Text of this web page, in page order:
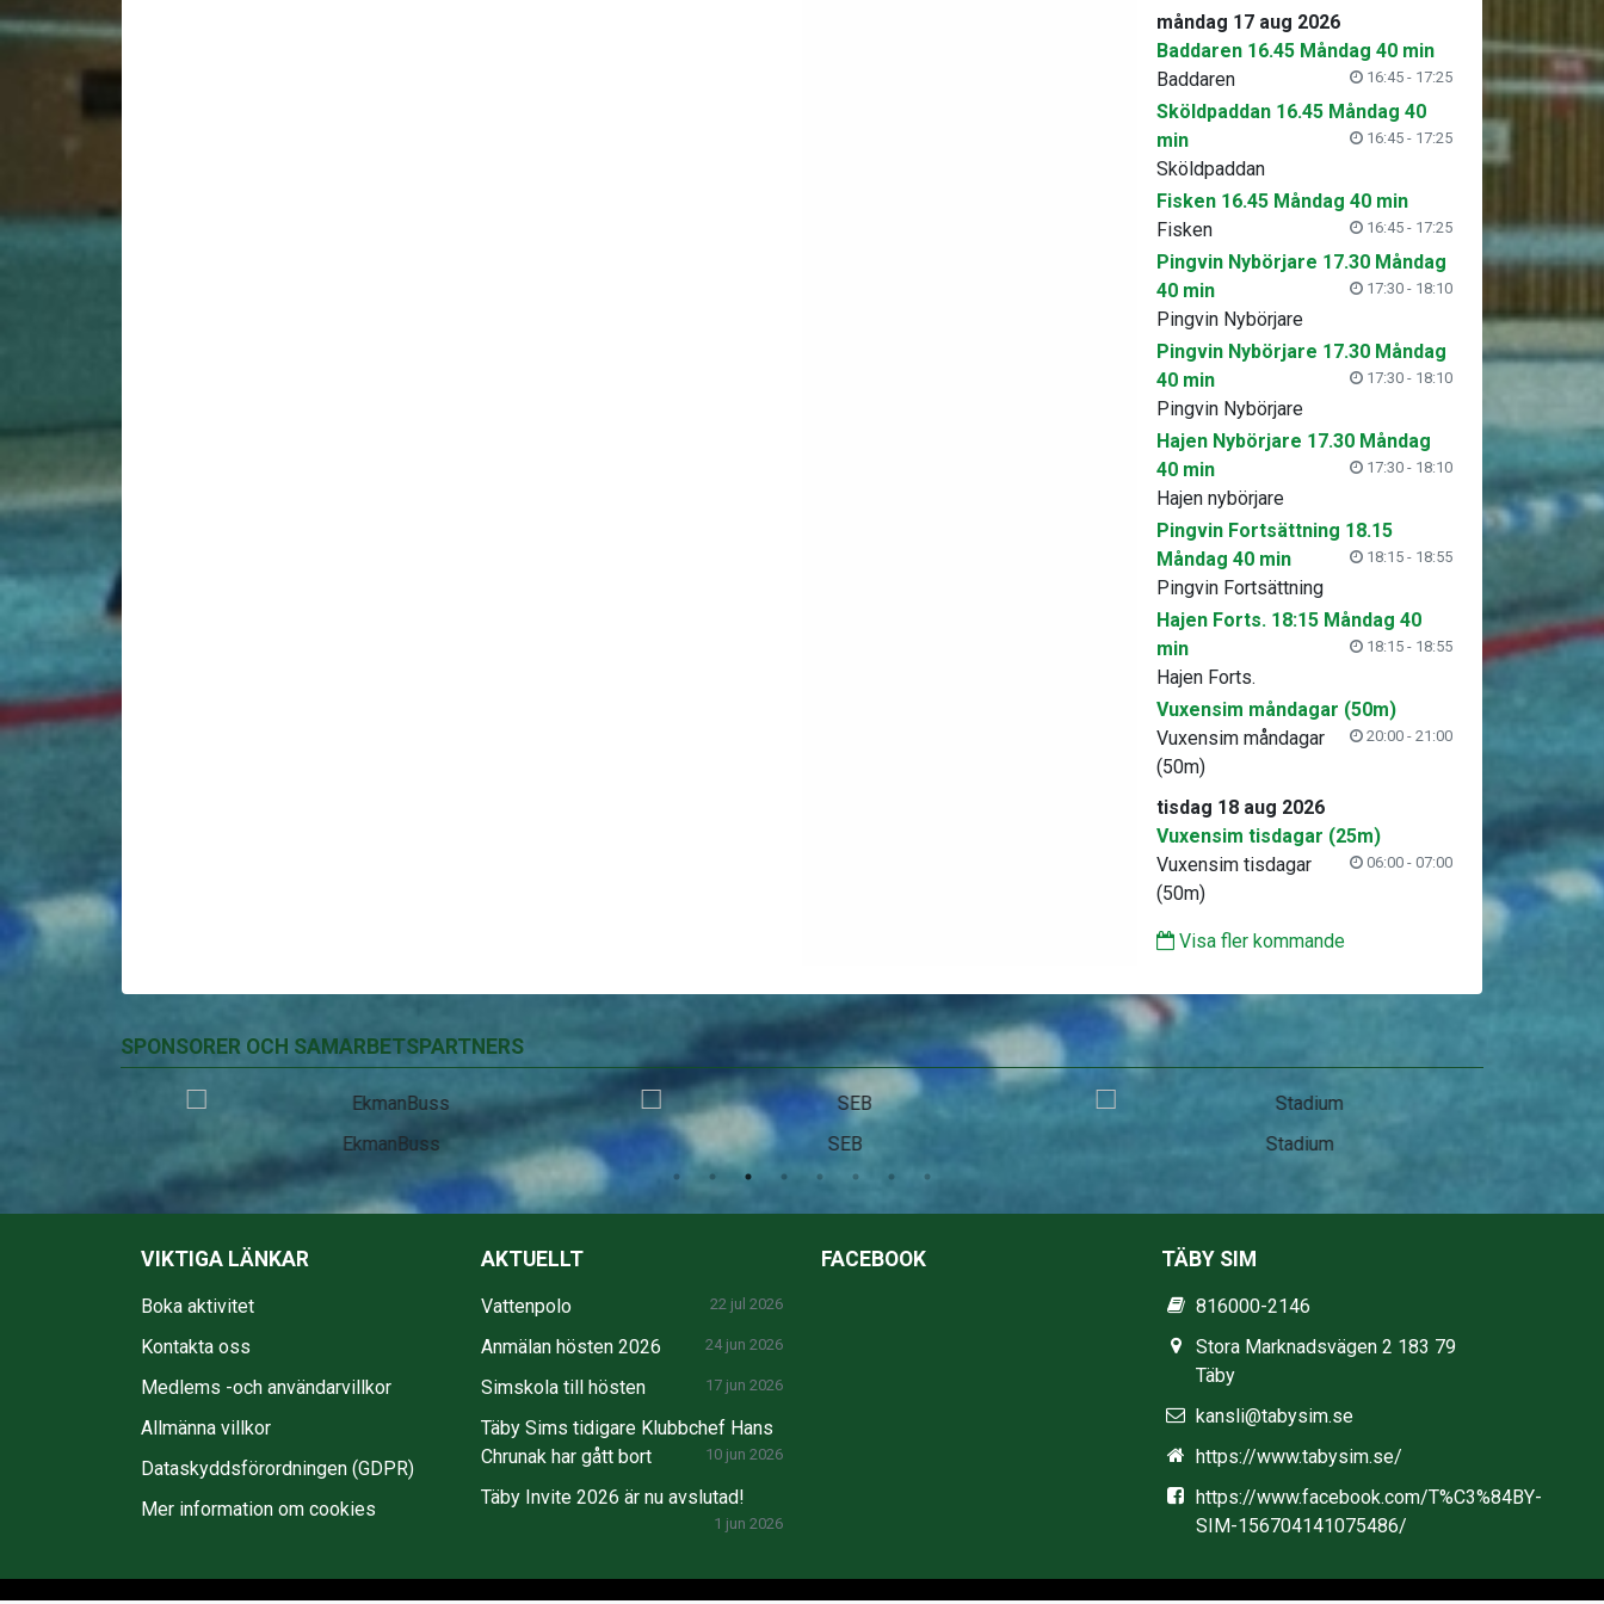
måndag 17 aug 2026
Baddaren 16.45 Måndag 40 min
16:45 - 17:25
Baddaren
Sköldpaddan 16.45 Måndag 40
min
16:45 - 17:25
Sköldpaddan
Fisken 16.45 Måndag 40 min
16:45 - 17:25
Fisken
Pingvin Nybörjare 17.30 Måndag
40 min
17:30 - 18:10
Pingvin Nybörjare
Pingvin Nybörjare 17.30 Måndag
40 min
17:30 - 18:10
Pingvin Nybörjare
Hajen Nybörjare 17.30 Måndag
40 min
17:30 - 18:10
Hajen nybörjare
Pingvin Fortsättning 18.15
Måndag 40 min
18:15 - 18:55
Pingvin Fortsättning
Hajen Forts. 18:15 Måndag 40
min
18:15 - 18:55
Hajen Forts.
Vuxensim måndagar (50m)
20:00 - 21:00
Vuxensim måndagar
(50m)
tisdag 18 aug 2026
Vuxensim tisdagar (25m)
06:00 - 07:00
Vuxensim tisdagar
(50m)
Visa fler kommande
SPONSORER OCH SAMARBETSPARTNERS
EkmanBuss Stadium
VIKTIGA LÄNKAR
Boka aktivitet
Kontakta oss
Medlems -och användarvillkor
Allmänna villkor
Dataskyddsförordningen (GDPR)
Mer information om cookies
AKTUELLT
Vattenpolo 22 jul 2026
Anmälan hösten 2026 24 jun 2026
Simskola till hösten 17 jun 2026
Täby Sims tidigare Klubbchef Hans
Chrunak har gått bort
10 jun 2026
Täby Invite 2026 är nu avslutad!
1 jun 2026
FACEBOOK TÄBY SIM
816000-2146
Stora Marknadsvägen 2 183 79
Täby
kansli@tabysim.se
https://www.tabysim.se/
https://www.facebook.com/T%C3%84BY-
SIM-156704141075486/